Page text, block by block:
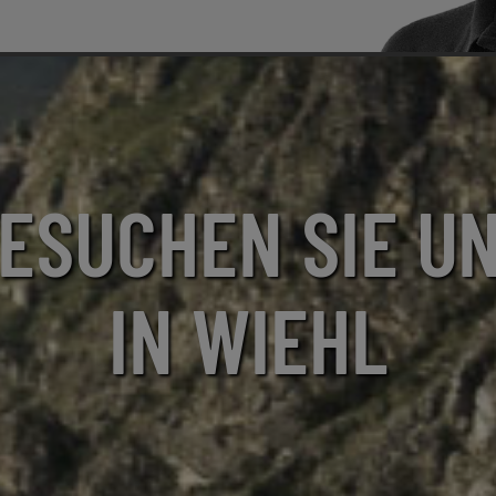
SIE
IN WIEHL